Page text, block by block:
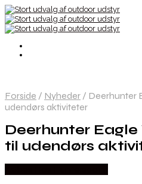
Forside / Nyheder / Deerhunter
udendørs aktiviteter
Deerhunter
til udendørs